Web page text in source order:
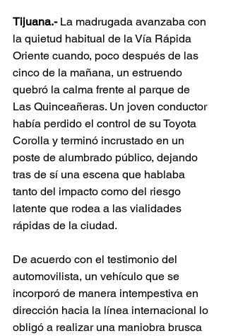
Tijuana.- La madrugada avanzaba con
la quietud habitual de la Vía Rápida
Oriente cuando, poco después de las
cinco de la mañana, un estruendo
quebró la calma frente al parque de
Las Quinceañeras. Un joven conductor
había perdido el control de su Toyota
Corolla y terminó incrustado en un
poste de alumbrado público, dejando
tras de sí una escena que hablaba
tanto del impacto como del riesgo
latente que rodea a las vialidades
rápidas de la ciudad.
De acuerdo con el testimonio del
automovilista, un vehículo que se
incorporó de manera intempestiva en
dirección hacia la línea internacional lo
obligó a realizar una maniobra brusca